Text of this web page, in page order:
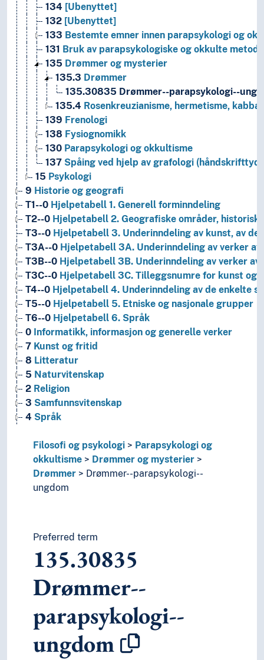
134 [Ubenyttet]
132 [Ubenyttet]
133 Bestemte emner innen parapsykologi og
131 Bruk av parapsykologiske og okkulte
135 Drømmer og mysterier
135.3 Drømmer
135.30835 Drømmer--parapsykologi--
135.4 Rosenkreuzianisme, hermetisme,
139 Frenologi
138 Fysiognomikk
130 Parapsykologi og okkultisme
137 Spåing ved hjelp av grafologi
15 Psykologi
9 Historie og geografi
T1--0 Hjelpetabell 1. Generell forminndeling
T2--0 Hjelpetabell 2. Geografiske områder,
T3--0 Hjelpetabell 3. Underinndeling av kunst, av
T3A--0 Hjelpetabell 3A. Underinndeling av verker
T3B--0 Hjelpetabell 3B. Underinndeling av verker
T3C--0 Hjelpetabell 3C. Tilleggsnumre for kunst og
T4--0 Hjelpetabell 4. Underinndeling av de enkelte
T5--0 Hjelpetabell 5. Etniske og nasjonale grupper
T6--0 Hjelpetabell 6. Språk
0 Informatikk, informasjon og generelle verker
7 Kunst og fritid
8 Litteratur
5 Naturvitenskap
2 Religion
3 Samfunnsvitenskap
4 Språk
Filosofi og psykologi
Parapsykologi og
okkultisme
Drømmer og mysterier
Drømmer
Drømmer--parapsykologi--
ungdom
Preferred term
135.30835
Drømmer--
parapsykologi--
ungdom